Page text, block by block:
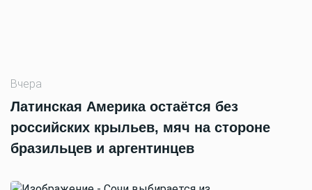
Вчера
Латинская Америка остаётся без
российских крыльев, мяч на стороне
бразильцев и аргентинцев